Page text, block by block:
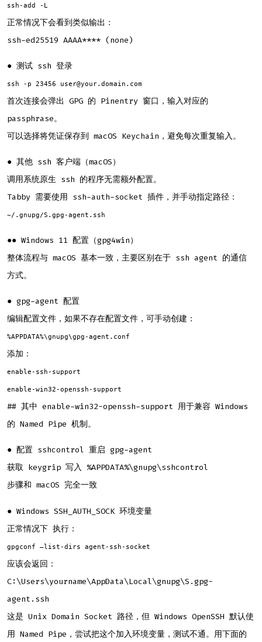
ssh-add -L
正常情况下会看到类似输出：
ssh-ed25519 AAAA**** (none)
● 测试 ssh 登录
ssh -p 23456 user@your.domain.com
首次连接会弹出 GPG 的 Pinentry 窗口，输入对应的
passphrase。
可以选择将凭证保存到 macOS Keychain，避免每次重复输入。
● 其他 ssh 客户端（macOS）
调用系统原生 ssh 的程序无需额外配置。
Tabby 需要使用 ssh-auth-socket 插件，并手动指定路径：
~/.gnupg/S.gpg-agent.ssh
●● Windows 11 配置（gpg4win）
整体流程与 macOS 基本一致，主要区别在于 ssh agent 的通信
方式。
● gpg-agent 配置
编辑配置文件，如果不存在配置文件，可手动创建：
%APPDATA%\gnupg\gpg-agent.conf
添加：
enable-ssh-support
enable-win32-openssh-support
## 其中 enable-win32-openssh-support 用于兼容 Windows
的 Named Pipe 机制。
● 配置 sshcontrol 重启 gpg-agent
获取 keygrip 写入 %APPDATA%\gnupg\sshcontrol
步骤和 macOS 完全一致
● Windows SSH_AUTH_SOCK 环境变量
正常情况下 执行：
gpgconf –list-dirs agent-ssh-socket
应该会返回：
C:\Users\yourname\AppData\Local\gnupg\S.gpg-
agent.ssh
这是 Unix Domain Socket 路径，但 Windows OpenSSH 默认使
用 Named Pipe，尝试把这个加入环境变量，测试不通。用下面的